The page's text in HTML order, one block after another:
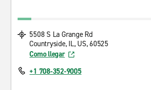
5508 S La Grange Rd
Countryside, IL, US, 60525
Como llegar
+1 708-352-9005